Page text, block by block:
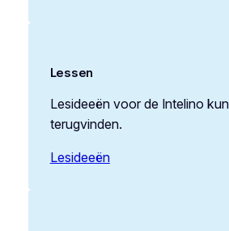
Lessen
Lesideeën voor de Intelino
terugvinden.
Lesideeën